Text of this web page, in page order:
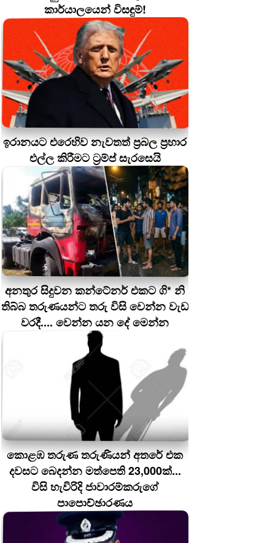
කාර්යාලයෙන් විසඳුම්!
ඉරානයට එරෙහිව නැවතත් ප්‍රබල ප්‍රහාර
එල්ල කිරීමට ට්‍රම්ප් සැරසෙයි
අනතුර සිදුවන කන්ටේනර් එකට ගි* නි
තිබ්බ තරුණයන්ට තරු විසි වෙන්න වැඩ
වරදී.... වෙන්න යන දේ මෙන්න
කොළඹ තරුණ තරුණියන් අතරේ එක
දවසට බෙදන්න මත්පෙති 23,000ක්...
විසි හැවිරිදි ජාවාරම්කරුගේ
පාපොච්ඡාරණය